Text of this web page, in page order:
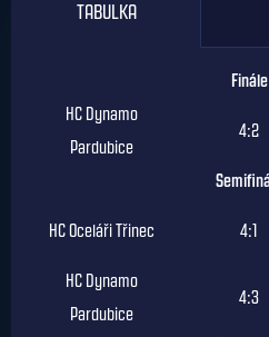
TABULKA
Finále
HC Dynamo
Pardubice
4:2
HC Oceláři Třinec 4:1
HC Dynamo
Pardubice
4:3